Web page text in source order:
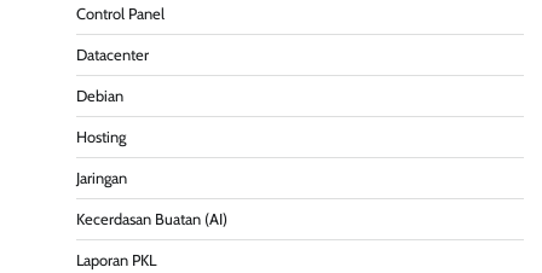
Control Panel
Datacenter
Debian
Hosting
Jaringan
Kecerdasan Buatan (AI)
Laporan PKL